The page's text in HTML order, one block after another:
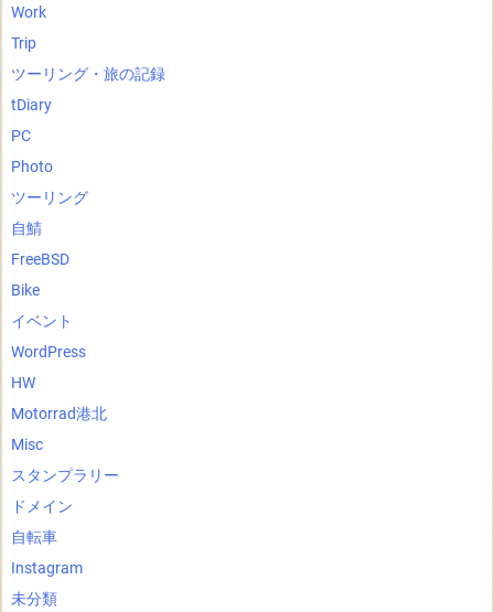
Work
Trip
ツーリング・旅の記録
tDiary
PC
Photo
ツーリング
自鯖
FreeBSD
Bike
イベント
WordPress
HW
Motorrad港北
Misc
スタンプラリー
ドメイン
自転車
Instagram
未分類